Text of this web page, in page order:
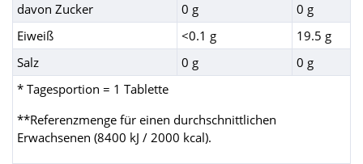
davon Zucker
0 g
0 g
Eiweiß
<0.1 g
19.5 g
Salz
0 g
0 g
* Tagesportion = 1 Tablette
**Referenzmenge für einen durchschnittlichen
Erwachsenen (8400 kJ / 2000 kcal).